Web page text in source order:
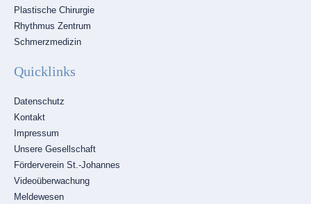
Plastische Chirurgie
Rhythmus Zentrum
Schmerzmedizin
Quicklinks
Navigation
überspringen
Datenschutz
Kontakt
Impressum
Unsere Gesellschaft
Förderverein St.-Johannes
Videoüberwachung
Meldewesen